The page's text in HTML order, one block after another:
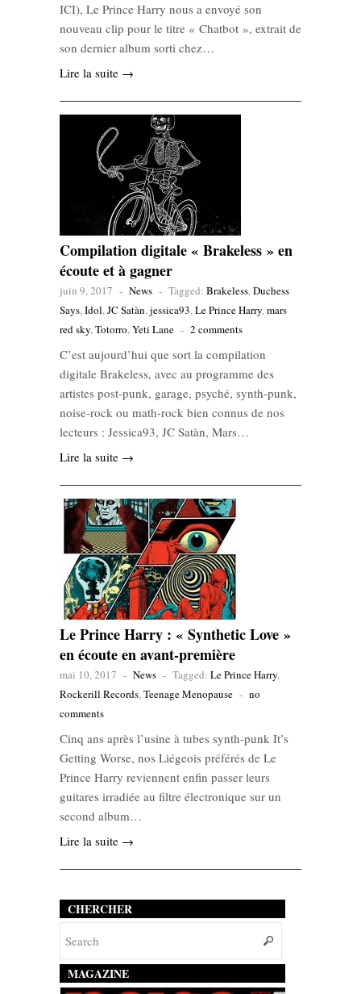
ICI), Le Prince Harry nous a envoyé son
nouveau clip pour le titre « Chatbot », extrait de
son dernier album sorti chez…
Lire la suite →
Compilation digitale « Brakeless » en
écoute et à gagner
juin 9, 2017 - News - Tagged: Brakeless,Duchess
Says,Idol,JC Satàn,jessica93,Le Prince Harry,mars
red sky,Totorro,Yeti Lane - 2 comments
C’est aujourd’hui que sort la compilation
digitale Brakeless, avec au programme des
artistes post-punk, garage, psyché, synth-punk,
noise-rock ou math-rock bien connus de nos
lecteurs : Jessica93, JC Satàn, Mars…
Lire la suite →
Le Prince Harry : « Synthetic Love »
en écoute en avant-première
mai 10, 2017 - News - Tagged: Le Prince Harry,
Rockerill Records,Teenage Menopause - no
comments
Cinq ans après l’usine à tubes synth-punk It’s
Getting Worse, nos Liégeois préférés de Le
Prince Harry reviennent enfin passer leurs
guitares irradiée au filtre électronique sur un
second album…
Lire la suite →
CHERCHER
MAGAZINE